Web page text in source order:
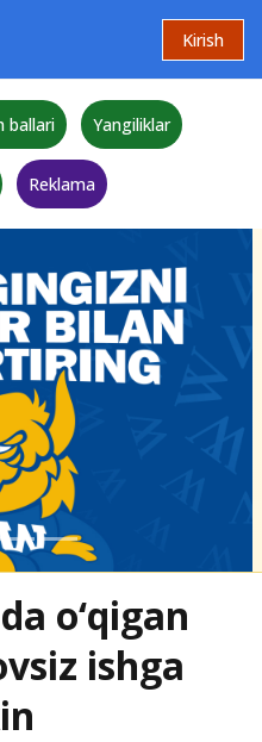
Kirish
ballari Yangiliklar
Reklama
o‘qigan
ishga